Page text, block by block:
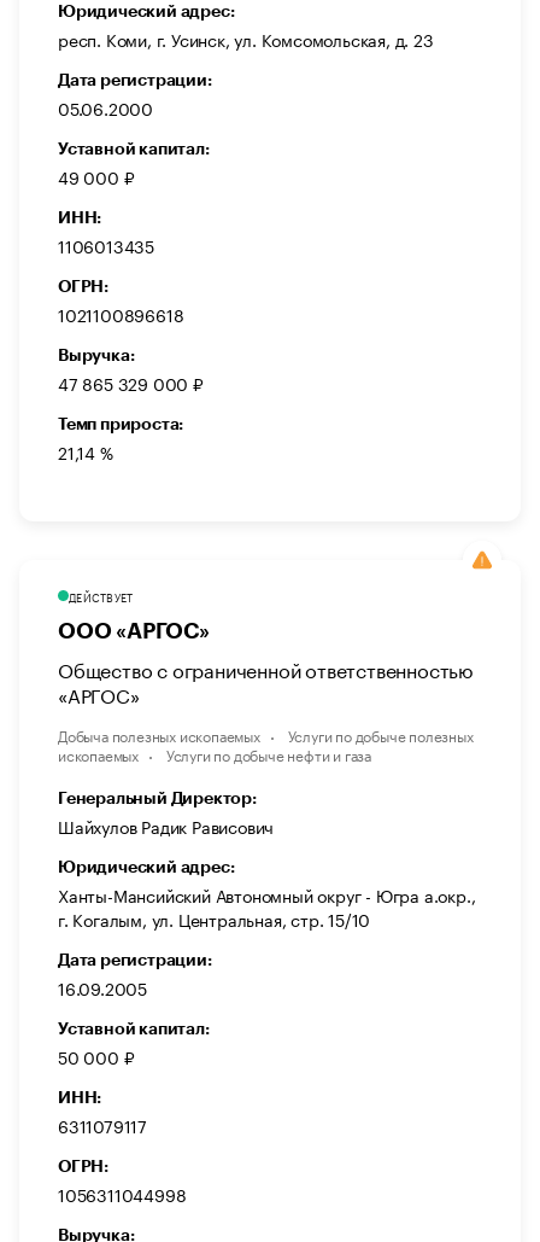
Юридический адрес:
респ. Коми, г. Усинск, ул. Комсомольская, д. 23
Дата регистрации:
05.06.2000
Уставной капитал:
49 000 ₽
ИНН:
1106013435
ОГРН:
1021100896618
Выручка:
47 865 329 000 ₽
Темп прироста:
21,14 %
ДЕЙСТВУЕТ
ООО «АРГОС»
Общество с ограниченной ответственностью
«АРГОС»
Добыча полезных ископаемых
Услуги по добыче полезных
ископаемых
Услуги по добыче нефти и газа
Генеральный Директор:
Шайхулов Радик Рависович
Юридический адрес:
Ханты-Мансийский Автономный округ - Югра а.окр.,
г. Когалым, ул. Центральная, стр. 15/10
Дата регистрации:
16.09.2005
Уставной капитал:
50 000 ₽
ИНН:
6311079117
ОГРН:
1056311044998
Выручка: